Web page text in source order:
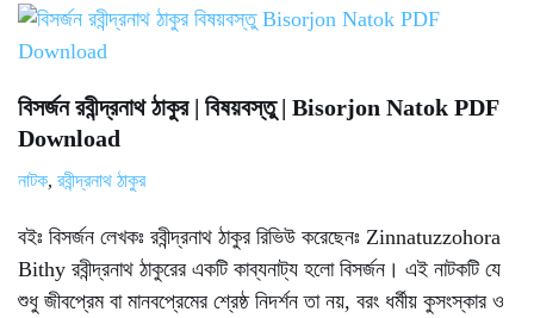
বিসর্জন রবীন্দ্রনাথ ঠাকুর | বিষয়বস্তু | Bisorjon Natok PDF
Download
নাটক, রবীন্দ্রনাথ ঠাকুর
বইঃ বিসর্জন লেখকঃ রবীন্দ্রনাথ ঠাকুর রিভিউ করেছেনঃ Zinnatuzzohora
Bithy রবীন্দ্রনাথ ঠাকুরের একটি কাব্যনাট্য হলো বিসর্জন। এই নাটকটি যে
শুধু জীবপ্রেম বা মানবপ্রেমের শ্রেষ্ঠ নিদর্শন তা নয়, বরং ধর্মীয় কুসংস্কার ও